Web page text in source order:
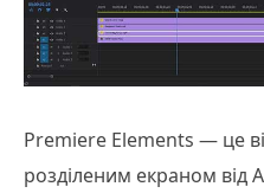
Premiere Elements — це
розділеним екраном від